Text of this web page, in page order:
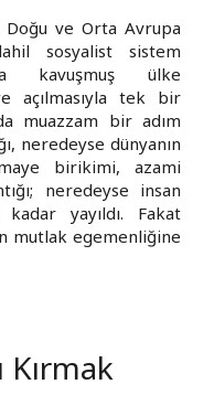
ve Orta Avrupa
sosyalist sistem
kavuşmuş ülke
açılmasıyla tek bir
muazzam bir adım
neredeyse dünyanın
birikimi, azami
neredeyse insan
yayıldı. Fakat
mutlak egemenliğine
Kırmak